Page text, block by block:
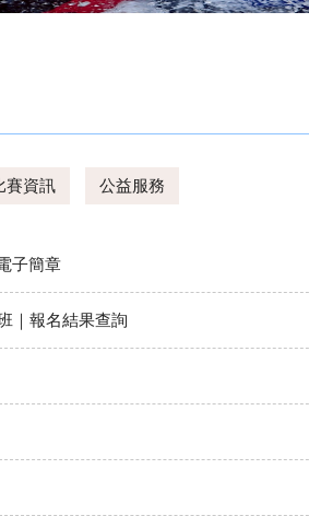
賽資訊 公益服務
子簡章
｜報名結果查詢